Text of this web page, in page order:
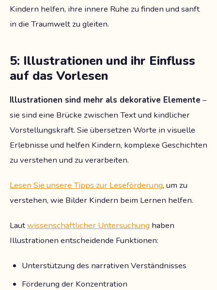
Kindern helfen, ihre innere Ruhe zu finden und sanft
in die Traumwelt zu gleiten.
5: Illustrationen und ihr Einfluss
auf das Vorlesen
Illustrationen sind mehr als dekorative Elemente –
sie sind eine Brücke zwischen Text und kindlicher
Vorstellungskraft. Sie übersetzen Worte in visuelle
Erlebnisse und helfen Kindern, komplexe Geschichten
zu verstehen und zu verarbeiten.
Lesen Sie unsere Tipps zur Leseförderung, um zu
verstehen, wie Bilder Kindern beim Lernen helfen.
Lautwissenschaftlicher Untersuchung haben
Illustrationen entscheidende Funktionen:
Unterstützung des narrativen Verständnisses
Förderung der Konzentration